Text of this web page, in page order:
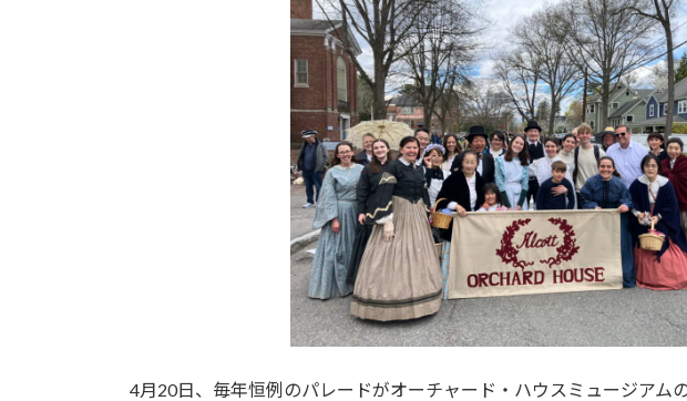
日
時
4月20日、毎年恒例のパレードがオーチャード・ハウスミュージアム